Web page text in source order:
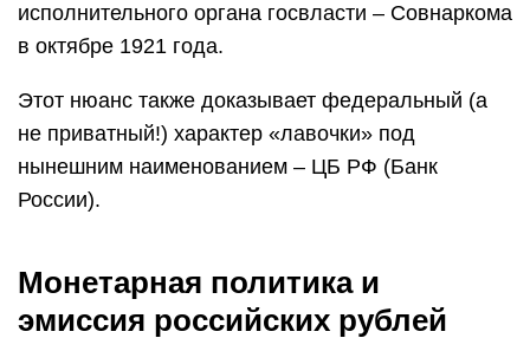
исполнительного органа госвласти – Совнаркома
в октябре 1921 года.
Этот нюанс также доказывает федеральный (а
не приватный!) характер «лавочки» под
нынешним наименованием – ЦБ РФ (Банк
России).
Монетарная политика и
эмиссия российских рублей